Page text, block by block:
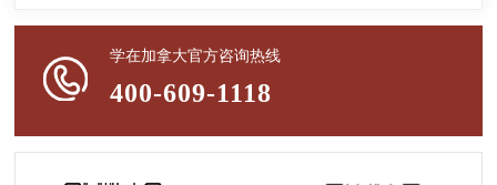
学在加拿大官方咨询热线
400-609-1118